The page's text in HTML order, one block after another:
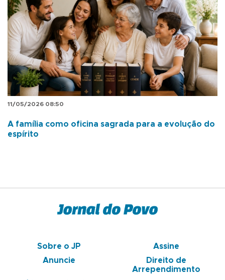
11/05/2026 08:50
A família como oficina sagrada para a evolução do
espírito
Sobre o JP
Assine
Anuncie
Direito de
Arrependimento